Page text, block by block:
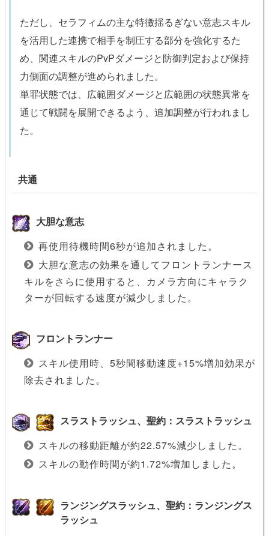
ただし、セラフィムの主な特徴揺るぎない意志スキル
を活用した連携で相手を制圧する部分を強化するた
め、関連スキルのPvPダメージと防御判定および保持
力側面の調整が進められました。
単罪状態では、広範囲ダメージと広範囲の状態異常を
通じて戦闘を展開できるよう、追加調整が行われまし
た。
共通
大胆な意志
再使用待機時間6秒が追加されました。
大胆な意志の効果を通してフロントランナース
キルをさらに使用すると、カメラ方向にキャラク
ターが回転する速度が減少しました。
フロントランナー
スキル使用時、5秒間移動速度+15%増加効果が
除去されました。
スラストラッシュ、聖約：スラストラッシュ
スキルの移動距離が約22.57%減少しました。
スキルの動作時間が約1.72%増加しました。
ランジングスラッシュ、聖約：ランジングス
ラッシュ